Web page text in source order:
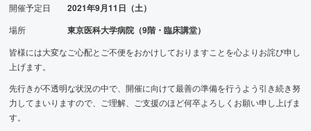
開催予定日2021年9月11日（土）
場所東京医科大学病院（9階・臨床講堂）
皆様には大変なご心配とご不便をおかけしておりますことを心よりお詫び申し
上げます。
先行きが不透明な状況の中で、開催に向けて最善の準備を行うよう引き続き努
力してまいりますので、ご理解、ご支援のほど何卒よろしくお願い申し上げま
す。